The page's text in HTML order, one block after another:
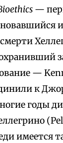
—
—
к
годы
имеется